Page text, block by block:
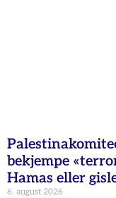
bekjempe
Hamas eller
6. august 2026